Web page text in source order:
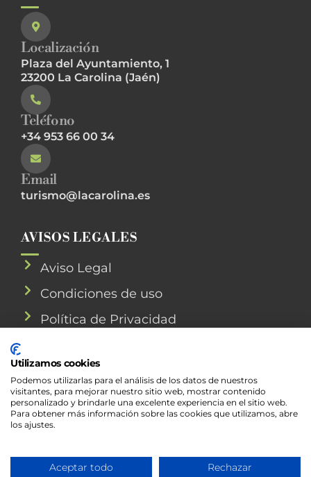
Localización
Plaza del Ayuntamiento, 1
23200 La Carolina (Jaén)
Teléfono
+34 953 66 00 34
Email
turismo@lacarolina.es
AVISOS LEGALES
Aviso Legal
Condiciones de uso
Política de Privacidad
©2026 Ayuntamiento de La Carolina
Utilizamos cookies
Podemos utilizarlas para el análisis de los datos de nuestros
visitantes, para mejorar nuestro sitio web, mostrar contenido
personalizado y brindarle una excelente experiencia en el sitio web.
Para obtener más información sobre las cookies que utilizamos, abre
los ajustes.
Aceptar todo Rechazar